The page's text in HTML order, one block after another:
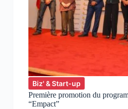
Biz' & Start-up
Première promotion du
“Empact”